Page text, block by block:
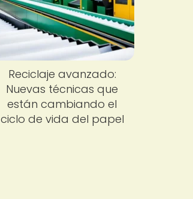
Reciclaje avanzado:
Nuevas técnicas que
están cambiando el
ciclo de vida del papel